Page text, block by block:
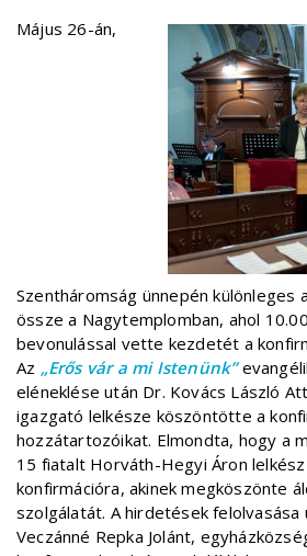
Május 26-án,
Szentháromság ünnepén különleges
össze a Nagytemplomban, ahol
bevonulással vette kezdetét a
Az „Erős vár a mi Istenünk”
eléneklése után Dr. Kovács László
igazgató lelkésze köszöntötte a
hozzátartozóikat. Elmondta, hogy a
15 fiatalt Horváth-Hegyi Áron
konfirmációra, akinek megköszönte
szolgálatát. A hirdetések felolvasása
Veczánné Repka Jolánt,